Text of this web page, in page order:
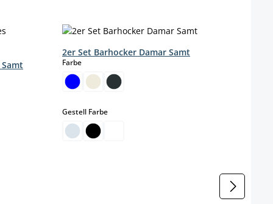
2er Set Barhocker Damar Samt
Farbeauswählen
Gestell Farbeauswählen